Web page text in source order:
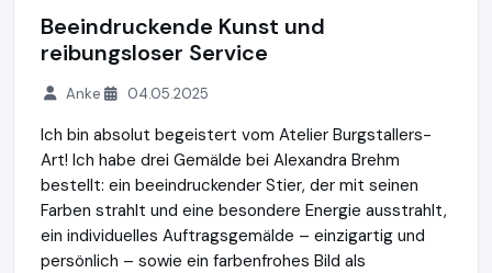
Beeindruckende Kunst und
reibungsloser Service
Anke 04.05.2025
Ich bin absolut begeistert vom Atelier Burgstallers-
Art! Ich habe drei Gemälde bei Alexandra Brehm
bestellt: ein beeindruckender Stier, der mit seinen
Farben strahlt und eine besondere Energie ausstrahlt,
ein individuelles Auftragsgemälde – einzigartig und
persönlich – sowie ein farbenfrohes Bild als